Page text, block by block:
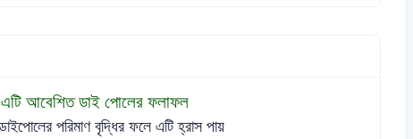
এটি আবেশিত ডাই পোলের ফলাফল
পরিমাণ বৃদ্ধির ফলে এটি হ্রাস পায়